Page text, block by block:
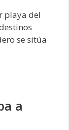
playa del
se sitúa
a